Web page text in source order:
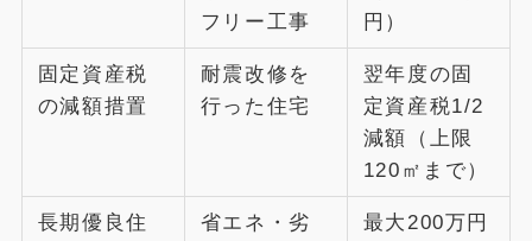
フリー工事
円）
固定資産税
の減額措置
耐震改修を
行った住宅
翌年度の固
定資産税1/2
減額（上限
120㎡まで）
長期優良住
省エネ・劣
最大200万円